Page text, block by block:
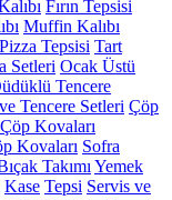
Fırın Tepsisi
Muffin Kalıbı
Pizza Tepsisi Tart
Setleri Ocak Üstü
Tencere
Tencere Setleri Çöp
Kovaları
Kovaları Sofra
Takımı Yemek
Kase Tepsi Servis ve